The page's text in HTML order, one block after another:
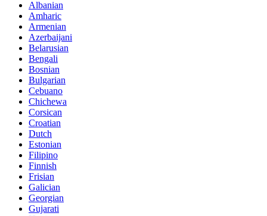
Albanian
Amharic
Armenian
Azerbaijani
Belarusian
Bengali
Bosnian
Bulgarian
Cebuano
Chichewa
Corsican
Croatian
Dutch
Estonian
Filipino
Finnish
Frisian
Galician
Georgian
Gujarati